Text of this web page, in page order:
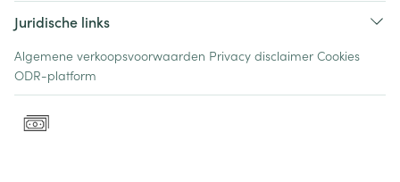
Juridische links
Algemene verkoopsvoorwaarden Privacy disclaimer Cookies
ODR-platform